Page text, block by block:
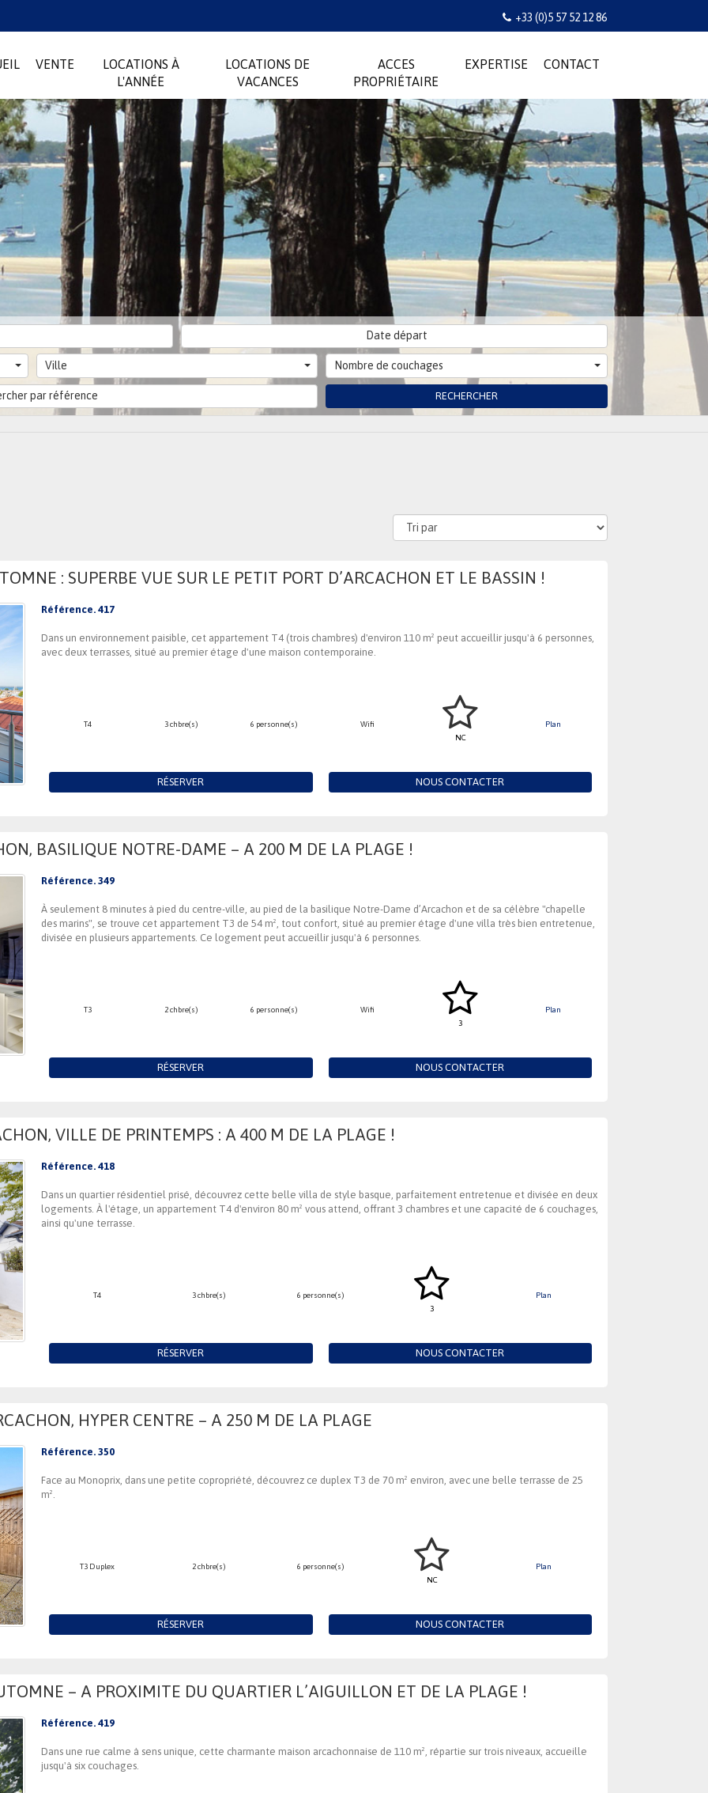
+33 (0)5 57 52 12 86
VENTE
LOCATIONS À
L'ANNÉE
LOCATIONS DE
VACANCES
ACCES
PROPRIÉTAIRE
EXPERTISE CONTACT
Ville Nombre de couchages
RECHERCHER
: SUPERBE VUE SUR LE PETIT PORT D’ARCACHON ET LE BASSIN !
Référence. 417
Dans un environnement paisible, cet appartement T4 (trois chambres) d'environ 110 m² peut accueillir jusqu'à 6 personnes,
avec deux terrasses, situé au premier étage d'une maison contemporaine.
T4 3 chbre(s) 6 personne(s)
Wifi
NC
Plan
RÉSERVER NOUS CONTACTER
BASILIQUE NOTRE-DAME – A 200 M DE LA PLAGE !
Référence. 349
À seulement 8 minutes à pied du centre-ville, au pied de la basilique Notre-Dame d’Arcachon et de sa célèbre "chapelle
des marins", se trouve cet appartement T3 de 54 m², tout confort, situé au premier étage d'une villa très bien entretenue,
divisée en plusieurs appartements. Ce logement peut accueillir jusqu'à 6 personnes.
T3 2 chbre(s) 6 personne(s)
Wifi
3
Plan
RÉSERVER NOUS CONTACTER
VILLE DE PRINTEMPS : A 400 M DE LA PLAGE !
Référence. 418
Dans un quartier résidentiel prisé, découvrez cette belle villa de style basque, parfaitement entretenue et divisée en deux
logements. À l'étage, un appartement T4 d'environ 80 m² vous attend, offrant 3 chambres et une capacité de 6 couchages,
ainsi qu'une terrasse.
T4 3 chbre(s)
6 personne(s)
3
Plan
RÉSERVER NOUS CONTACTER
HYPER CENTRE – A 250 M DE LA PLAGE
Référence. 350
Face au Monoprix, dans une petite copropriété, découvrez ce duplex T3 de 70 m² environ, avec une belle terrasse de 25
m².
T3 Duplex 2 chbre(s)
6 personne(s)
NC
Plan
RÉSERVER NOUS CONTACTER
– A PROXIMITE DU QUARTIER L’AIGUILLON ET DE LA PLAGE !
Référence. 419
Dans une rue calme à sens unique, cette charmante maison arcachonnaise de 110 m², répartie sur trois niveaux, accueille
jusqu'à six couchages.